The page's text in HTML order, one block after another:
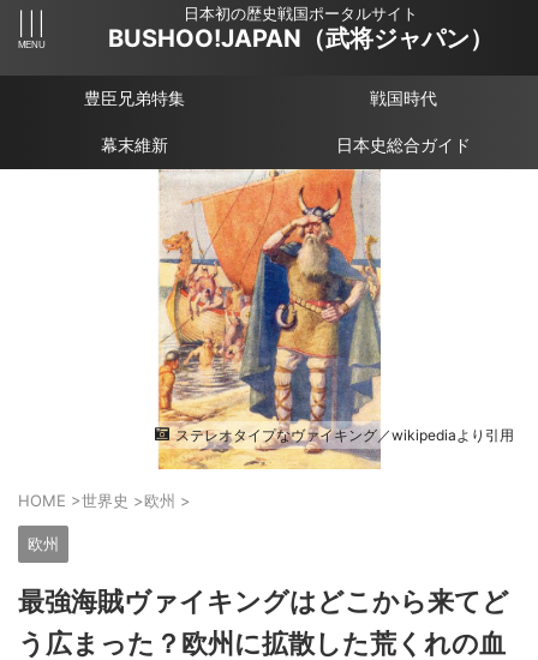
日本初の歴史戦国ポータルサイト
BUSHOO!JAPAN（武将ジャパン）
豊臣兄弟特集 戦国時代
幕末維新 日本史総合ガイド
ステレオタイプなヴァイキング／wikipediaより引用
HOME >世界史 >欧州 >
欧州
最強海賊ヴァイキングはどこから来てど
う広まった？欧州に拡散した荒くれの血